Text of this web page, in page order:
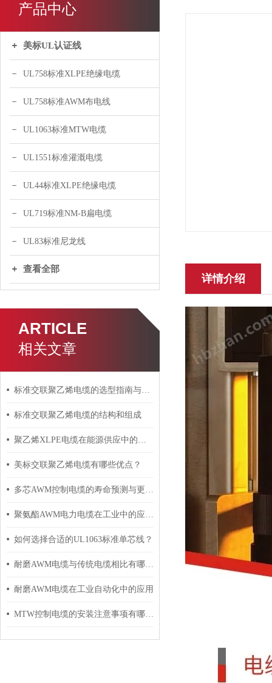
产品中心
美标UL认证线
UL758标准XLPE绝缘电缆
UL758标准AWM布电线
UL1063标准MTW电缆
UL1551标准灌溉电缆
UL44标准XLPE绝缘电缆
UL719标准NM-B扁电缆
UL83标准尼龙线
查看全部
ARTICLE
相关文章
标准交联聚乙烯电缆的选型指南与设计要点
标准交联聚乙烯电缆的结构和组成
聚乙烯XLPE电缆在能源供应中的应用
美标交联聚乙烯电缆有哪些优点？
多芯AWM控制电缆的寿命预测与更换周期
聚氨酯AWM电力电缆在工业中的应用与影响
如何选择合适的UL1063标准单芯线？
耐磨AWM电缆与传统电缆相比有哪些优势？
耐磨AWM电缆在工业自动化中的应用
MTW控制电缆的安装注意事项有哪些？
详情介绍